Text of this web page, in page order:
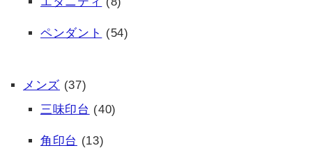
ペンダント (54)
メンズ (37)
三味印台 (40)
角印台 (13)